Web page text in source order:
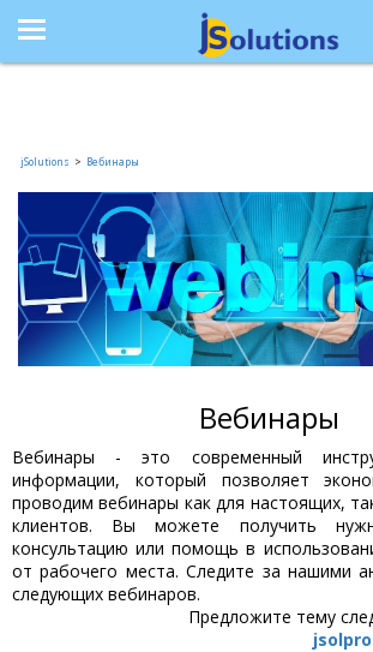
+38 (044) 564-77-33, +38 (095) 617-41-15, +38 (066) 986-
jSolutions > Вебинары
Вебинары
Вебинары - это современный
информации, который позволяет
проводим вебинары как для настоящих,
клиентов. Вы можете получить
консультацию или помощь в
от рабочего места. Следите за нашими
следующих вебинаров.
Предложите тему